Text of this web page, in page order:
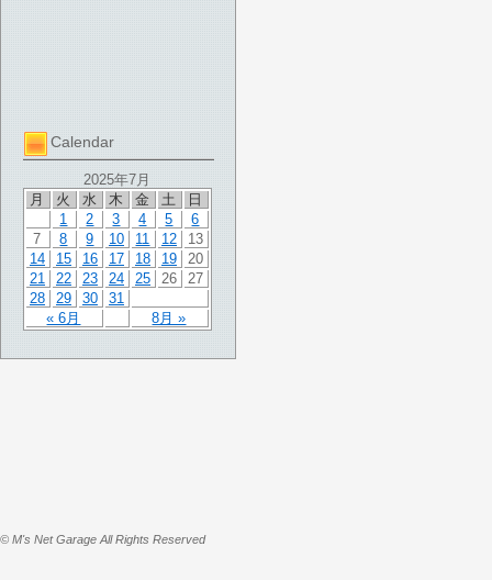
Calendar
2025年7月
月
火 水 木 金 土 日
« 6月 8月 »
1 2 3 4 5
6
7
8 9 10 11 12
13
14
15 16 17 18 19
20
21
22 23 24 25 26
27
28
29 30 31
© M's Net Garage All Rights Reserved